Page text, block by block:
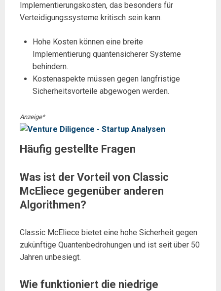
Implementierungskosten, das besonders für
Verteidigungssysteme kritisch sein kann.
Hohe Kosten können eine breite
Implementierung quantensicherer Systeme
behindern.
Kostenaspekte müssen gegen langfristige
Sicherheitsvorteile abgewogen werden.
Anzeige*
Häufig gestellte Fragen
Was ist der Vorteil von Classic
McEliece gegenüber anderen
Algorithmen?
Classic McEliece bietet eine hohe Sicherheit gegen
zukünftige Quantenbedrohungen und ist seit über 50
Jahren unbesiegt.
Wie funktioniert die niedrige